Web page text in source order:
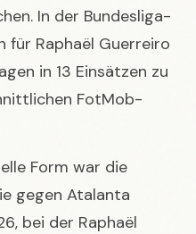
In der Bundesliga-
für Raphaël Guerreiro
in 13 Einsätzen zu
FotMob-
Form war die
gegen Atalanta
bei der Raphaël